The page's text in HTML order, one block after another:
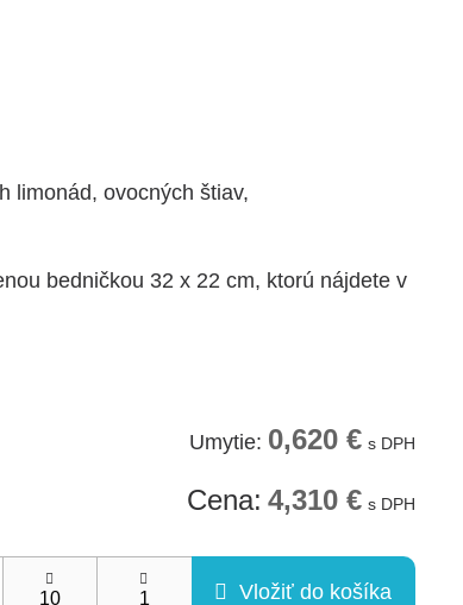
limonád, ovocných štiav,
bedničkou 32 x 22 cm, ktorú nájdete v
Umytie: 0,620 € s DPH
Cena: 4,310 € s DPH
Vložiť do košíka